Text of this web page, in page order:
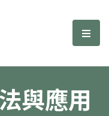
用期刊 選
與應用